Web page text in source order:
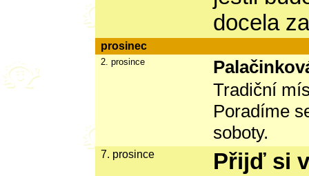
docela
prosinec
2. prosince
Tradiční
Poradíme
soboty.
7. prosince
Přijď si